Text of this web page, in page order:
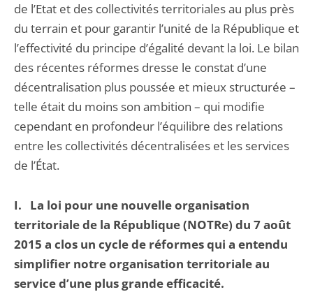
de l’Etat et des collectivités territoriales au plus près
du terrain et pour garantir l’unité de la République et
l’effectivité du principe d’égalité devant la loi. Le bilan
des récentes réformes dresse le constat d’une
décentralisation plus poussée et mieux structurée –
telle était du moins son ambition – qui modifie
cependant en profondeur l’équilibre des relations
entre les collectivités décentralisées et les services
de l’État.
I. La loi pour une nouvelle organisation
territoriale de la République (NOTRe) du 7 août
2015 a clos un cycle de réformes qui a entendu
simplifier notre organisation territoriale au
service d’une plus grande efficacité.